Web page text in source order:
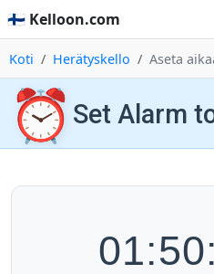
🇫🇮 Kelloon.com
Koti Herätyskello Aseta
⏰ Set Alarm